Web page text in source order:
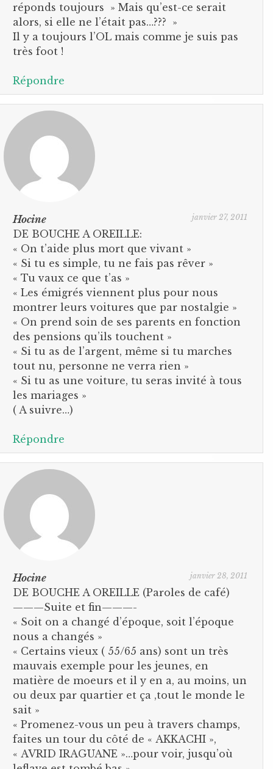
réponds toujours » Mais qu’est-ce serait
alors, si elle ne l’était pas…??? »
Il y a toujours l’OL mais comme je suis pas
très foot !
Répondre
Hocine janvier 27, 2011
DE BOUCHE A OREILLE:
« On t’aide plus mort que vivant »
« Si tu es simple, tu ne fais pas rêver »
« Tu vaux ce que t’as »
« Les émigrés viennent plus pour nous
montrer leurs voitures que par nostalgie »
« On prend soin de ses parents en fonction
des pensions qu’ils touchent »
« Si tu as de l’argent, même si tu marches
tout nu, personne ne verra rien »
« Si tu as une voiture, tu seras invité à tous
les mariages »
( A suivre…)
Répondre
Hocine janvier 28, 2011
DE BOUCHE A OREILLE (Paroles de café)
———Suite et fin———-
« Soit on a changé d’époque, soit l’époque
nous a changés »
« Certains vieux ( 55/65 ans) sont un très
mauvais exemple pour les jeunes, en
matière de moeurs et il y en a, au moins, un
ou deux par quartier et ça ,tout le monde le
sait »
« Promenez-vous un peu à travers champs,
faites un tour du côté de « AKKACHI »,
« AVRID IRAGUANE »…pour voir, jusqu’où